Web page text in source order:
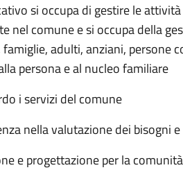
si occupa di gestire le
nel comune e si occupa della
adulti, anziani, persone
persona e al nucleo familiare
i servizi del comune
nella valutazione dei bisogni
e progettazione per la comunità